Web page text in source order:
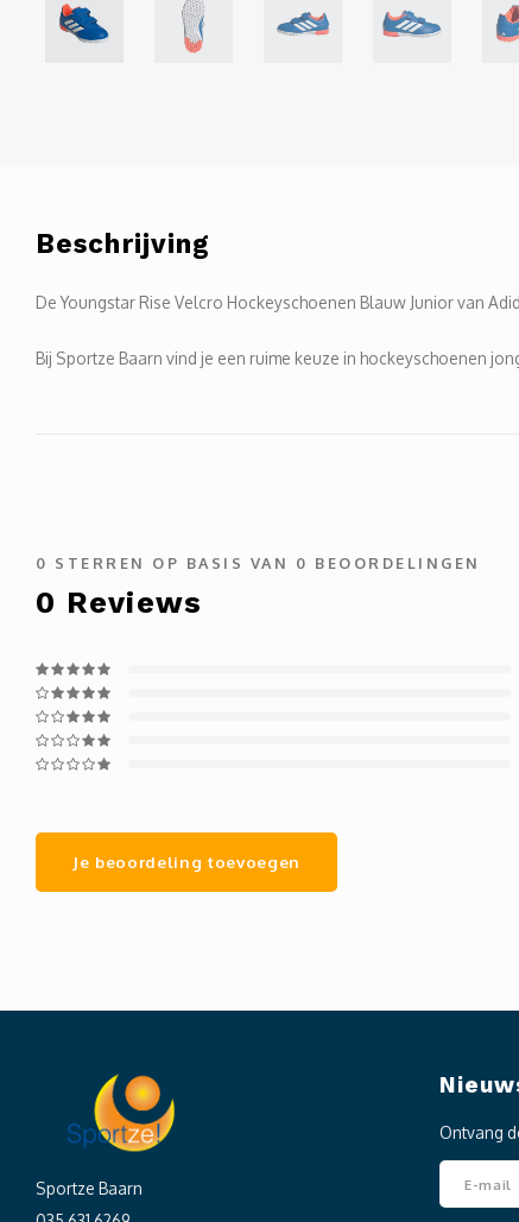
Beschrijving
De Youngstar Rise Velcro Hockeyschoenen Blauw Junior van
Bij Sportze Baarn vind je een ruime keuze in hockeyschoenen
0 STERREN OP BASIS VAN 0 BEOORDELINGEN
0 Reviews
Je beoordeling toevoegen
Sportze Baarn
Ontvang